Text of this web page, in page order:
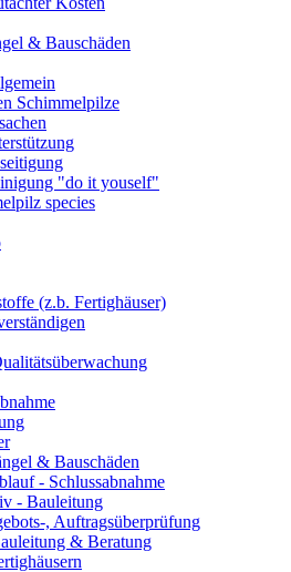
& Bauschäden
Schimmelpilze
"do it youself"
species
(z.b. Fertighäuser)
& Bauschäden
- Schlussabnahme
- Bauleitung
, Auftragsüberprüfung
& Beratung